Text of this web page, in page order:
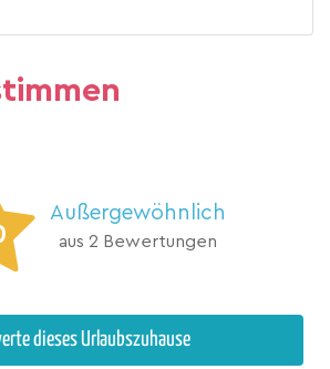
Außergewöhnlich
aus 2 Bewertungen
dieses Urlaubszuhause